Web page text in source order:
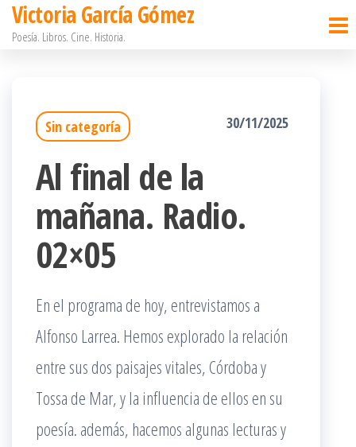
Saltar
Victoria García Gómez
Poesía. Libros. Cine. Historia.
Sin categoría 30/11/2025
Al final de la
mañana. Radio.
02×05
En el programa de hoy, entrevistamos a
Alfonso Larrea. Hemos explorado la relación
entre sus dos paisajes vitales, Córdoba y
Tossa de Mar, y la influencia de ellos en su
poesía. además, hacemos algunas lecturas y